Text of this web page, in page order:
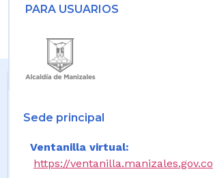
PARA USUARIOS
Sede principal
Ventanilla virtual:
https://ventanilla.manizales.gov.co